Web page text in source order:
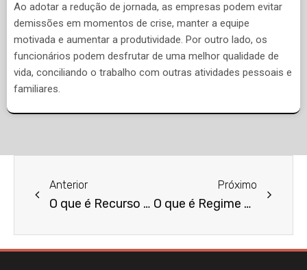
Ao adotar a redução de jornada, as empresas podem evitar
demissões em momentos de crise, manter a equipe
motivada e aumentar a produtividade. Por outro lado, os
funcionários podem desfrutar de uma melhor qualidade de
vida, conciliando o trabalho com outras atividades pessoais e
familiares.
Anterior
O que é Recurso Extraordinário?
Próximo
O que é Regime de Bens?